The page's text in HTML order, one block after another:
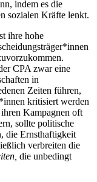
indem es die
sozialen Kräfte lenkt.
ihre hohe
CPA zwar eine
in
Zeiten führen,
kritisiert werden
Kampagnen oft
sollte politische
die Ernsthaftigkeit
verbreiten die
die unbedingt